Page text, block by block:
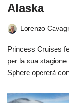
Alaska
Lorenzo
Princess Cruises
per la sua
Sphere opererà